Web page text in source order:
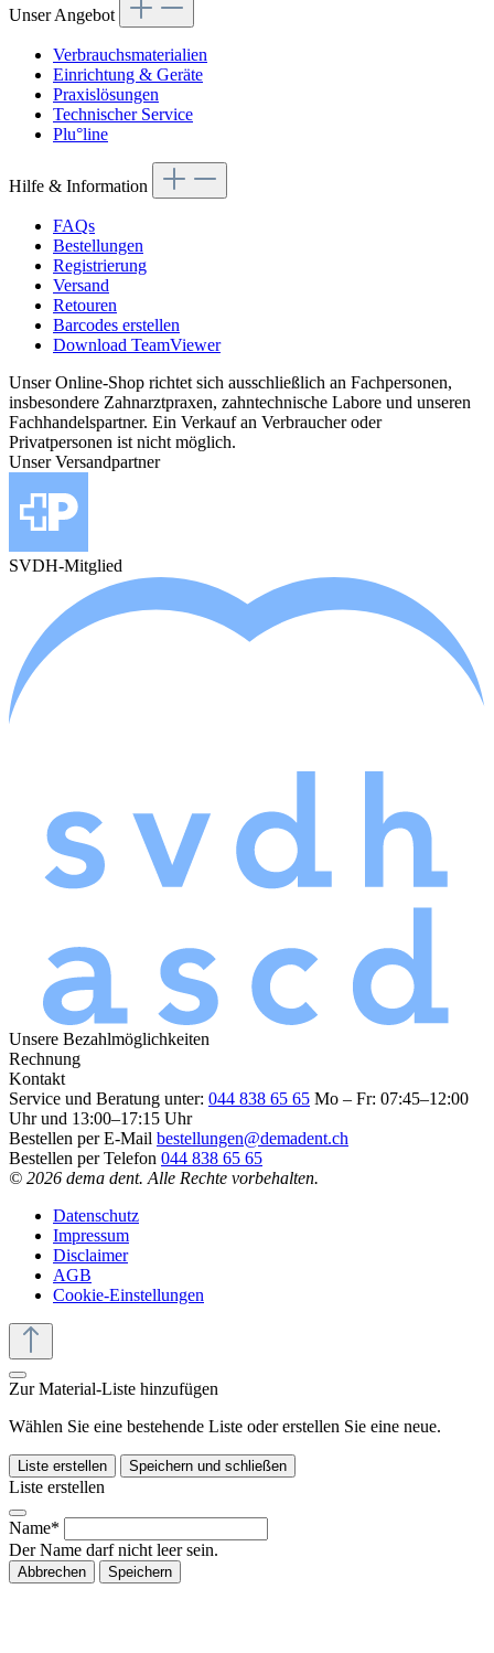
Unser Angebot
Verbrauchsmaterialien
Einrichtung & Geräte
Praxislösungen
Technischer Service
Plu°line
Hilfe & Information
FAQs
Bestellungen
Registrierung
Versand
Retouren
Barcodes erstellen
Download TeamViewer
Unser Online-Shop richtet sich ausschließlich an Fachpersonen,
insbesondere Zahnarztpraxen, zahntechnische Labore und unseren
Fachhandelspartner. Ein Verkauf an Verbraucher oder
Privatpersonen ist nicht möglich.
Unser Versandpartner
SVDH-Mitglied
Unsere Bezahlmöglichkeiten
Rechnung
Kontakt
Service und Beratung unter: 044 838 65 65 Mo – Fr: 07:45–12:00
Uhr und 13:00–17:15 Uhr
Bestellen per E-Mail bestellungen@demadent.ch
Bestellen per Telefon 044 838 65 65
© 2026 dema dent. Alle Rechte vorbehalten.
Datenschutz
Impressum
Disclaimer
AGB
Cookie-Einstellungen
Zur Material-Liste hinzufügen
Wählen Sie eine bestehende Liste oder erstellen Sie eine neue.
Liste erstellen Speichern und schließen
Liste erstellen
Name*
Der Name darf nicht leer sein.
Abbrechen Speichern